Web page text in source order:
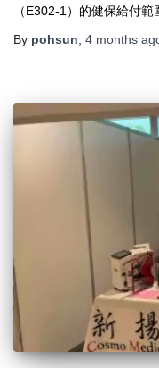
（E302-1）的健保給付
By pohsun, 4 months